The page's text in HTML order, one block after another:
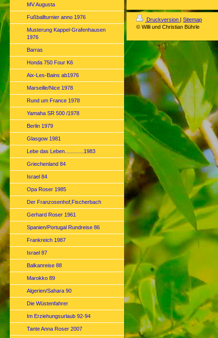
MV Augusta
Fußballturnier anno 1976
Musterung Kappel-Grafenhausen
1976
Barras
Honda 750 Four K6
Aix-Les-Bains ab1976
Marseille/Nice 1978
Rund um France 1978
Yamaha SR 500 /1978
Berlin 1979
Glasgow 1981
Lebe das Leben.............1983
Griechenland 84
Israel 84
Opa Roser 1985
Der Franzosenhof,Fischerbach
Gerhard Roser 1961
Spanien/Portugal Rundreise 86
Frankreich 1987
Israel 87
Balkanreise 88
Marokko 89
Algerien/Sahara 90
Die Wüstenfahrer
Im Erziehungsurlaub 92-94
Tante Anna Roser 2007
Druckversion | Sitemap
© Willi und Christian Bührle